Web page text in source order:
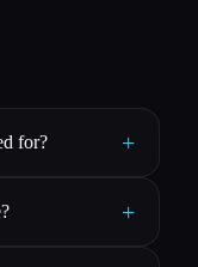
for? +
+